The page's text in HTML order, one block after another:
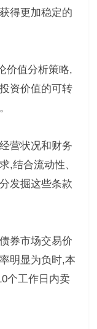
得更加稳定的
价值分析策略,
资价值的可转
营状况和财务
,结合流动性、
发掘这些条款
券市场交易价
明显为负时,本
个工作日内卖